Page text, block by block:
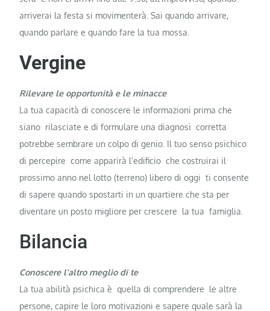
arriverai la festa si movimenterà. Sai quando arrivare,
quando parlare e quando fare la tua mossa.
Vergine
Rilevare le opportunità e le minacce
La tua capacità di conoscere le informazioni prima che
siano rilasciate e di formulare una diagnosi corretta
potrebbe sembrare un colpo di genio. Il tuo senso psichico
di percepire come apparirà l’edificio che costruirai il
prossimo anno nel lotto (terreno) libero di oggi ti consente
di sapere quando spostarti in un quartiere che sta per
diventare un posto migliore per crescere la tua famiglia.
Bilancia
Conoscere l’altro meglio di te
La tua abilità psichica è quella di comprendere le altre
persone, capire le loro motivazioni e sapere quale sarà la